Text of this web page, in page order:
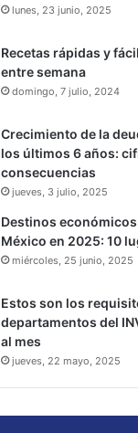
lunes, 23 junio, 2025
Recetas rápidas y
entre semana
domingo, 7 julio, 2024
Crecimiento de la
los últimos 6 años:
consecuencias
jueves, 3 julio, 2025
Destinos
México en 2025: 10
miércoles, 25 junio, 2025
Estos son los
departamentos del
al mes
jueves, 22 mayo, 2025